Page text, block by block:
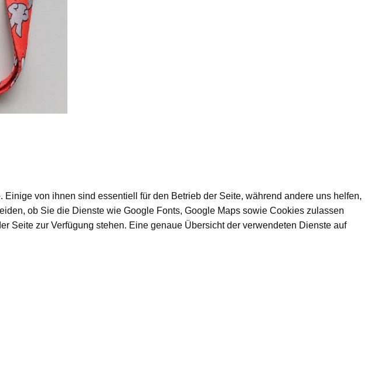
von ihnen sind essentiell für den Betrieb der Seite, während andere uns helfen,
ob Sie die Dienste wie Google Fonts, Google Maps sowie Cookies zulassen
Seite zur Verfügung stehen. Eine genaue Übersicht der verwendeten Dienste auf